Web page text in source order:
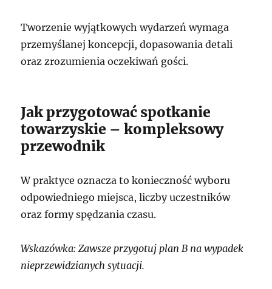
Tworzenie wyjątkowych wydarzeń wymaga
przemyślanej koncepcji, dopasowania detali
oraz zrozumienia oczekiwań gości.
Jak przygotować spotkanie
towarzyskie – kompleksowy
przewodnik
W praktyce oznacza to konieczność wyboru
odpowiedniego miejsca, liczby uczestników
oraz formy spędzania czasu.
Wskazówka: Zawsze przygotuj plan B na wypadek
nieprzewidzianych sytuacji.